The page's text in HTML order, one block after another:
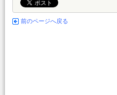
前のページへ戻る